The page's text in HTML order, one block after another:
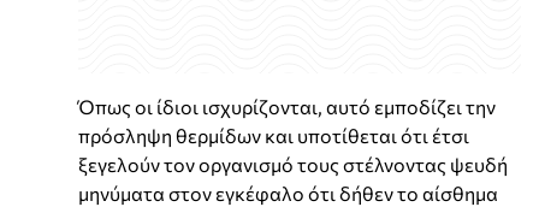
Όπως οι ίδιοι ισχυρίζονται, αυτό εμποδίζει την
πρόσληψη θερμίδων και υποτίθεται ότι έτσι
ξεγελούν τον οργανισμό τους στέλνοντας ψευδή
μηνύματα στον εγκέφαλο ότι δήθεν το αίσθημα